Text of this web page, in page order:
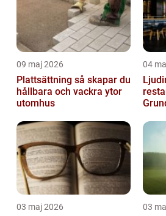
09 maj 2026
Plattsättning så skapar du
hållbara och vackra ytor
utomhus
04
03 maj 2026 03